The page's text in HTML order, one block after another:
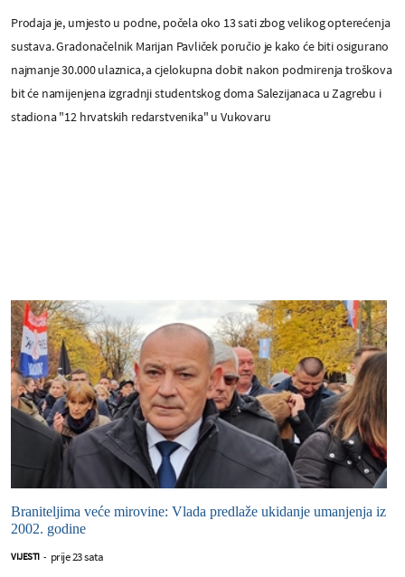
Prodaja je, umjesto u podne, počela oko 13 sati zbog velikog opterećenja
sustava. Gradonačelnik Marijan Pavliček poručio je kako će biti osigurano
najmanje 30.000 ulaznica, a cjelokupna dobit nakon podmirenja troškova
bit će namijenjena izgradnji studentskog doma Salezijanaca u Zagrebu i
stadiona "12 hrvatskih redarstvenika" u Vukovaru
Braniteljima veće mirovine: Vlada predlaže ukidanje umanjenja iz
2002. godine
VIJESTI - prije 23 sata